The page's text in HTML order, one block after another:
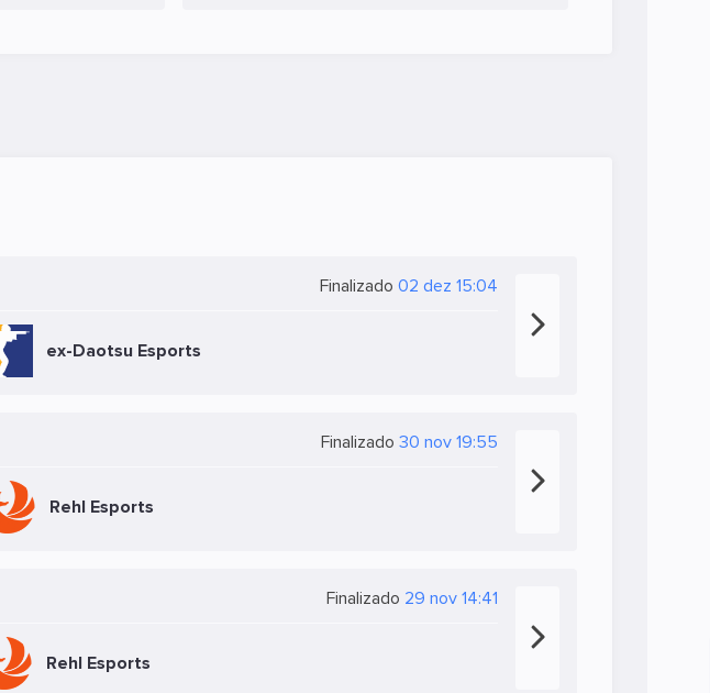
Finalizado 02 dez 15:04
ex-Daotsu Esports
Finalizado 30 nov 19:55
Rehl Esports
Finalizado 29 nov 14:41
Rehl Esports